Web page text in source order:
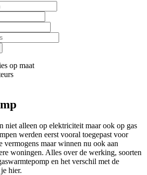
op maat
niet alleen op elektriciteit maar ook op gas
werden eerst vooral toegepast voor
vermogens maar winnen nu ook aan
woningen. Alles over de werking, soorten
en het verschil met de
hier.